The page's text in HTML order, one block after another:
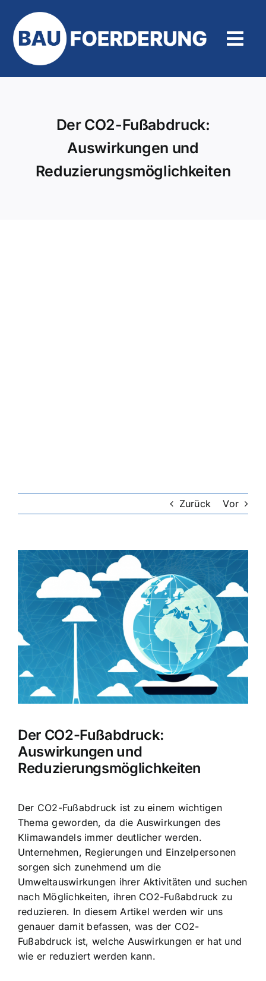
Inhalt
springen
Der CO2-Fußabdruck:
Auswirkungen und
Reduzierungsmöglichkeiten
Zurück Vor
Zeige
grösseres
Der CO2-Fußabdruck:
Auswirkungen und
Reduzierungsmöglichkeiten
Der CO2-Fußabdruck ist zu einem wichtigen
Thema geworden, da die Auswirkungen des
Klimawandels immer deutlicher werden.
Unternehmen, Regierungen und Einzelpersonen
sorgen sich zunehmend um die
Umweltauswirkungen ihrer Aktivitäten und suchen
nach Möglichkeiten, ihren CO2-Fußabdruck zu
reduzieren. In diesem Artikel werden wir uns
genauer damit befassen, was der CO2-
Fußabdruck ist, welche Auswirkungen er hat und
wie er reduziert werden kann.